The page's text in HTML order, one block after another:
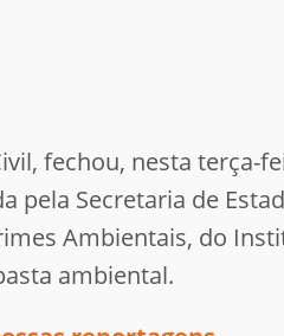
fechou, nesta terça-
pela Secretaria de
Ambientais, do
ambiental.